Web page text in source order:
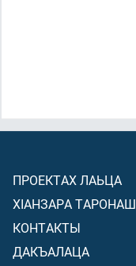
ПРОЕКТАХ ЛАЬЦА
ХIАНЗАРА ТАРОНАШ
КОНТАКТЫ
ДАКЪАЛАЦА